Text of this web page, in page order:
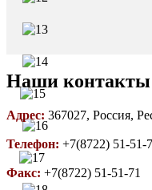
Наши контакты
Адрес: 367027, Россия,
Телефон: +7(8722) 51-51-
Факс: +7(8722) 51-51-71